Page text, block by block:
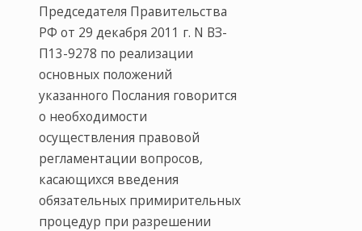
Председателя Правительства
РФ от 29 декабря 2011 г. N ВЗ-
П13-9278 по реализации
основных положений
указанного Послания говорится
о необходимости
осуществления правовой
регламентации вопросов,
касающихся введения
обязательных примирительных
процедур при разрешении